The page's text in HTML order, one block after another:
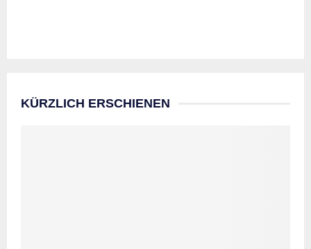
KÜRZLICH ERSCHIENEN